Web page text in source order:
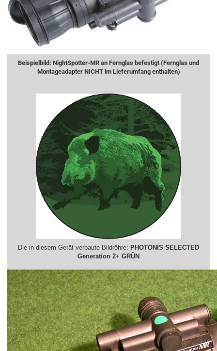
Beispielbild: NightSpotter-MR an Fernglas befestigt (Fernglas und
Montageadapter NICHT im Lieferumfang enthalten)
Die in diesem Gerät verbaute Bildröhre: PHOTONIS SELECTED
Generation 2+ GRÜN